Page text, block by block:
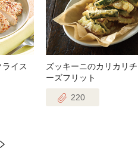
イス
ズッキーニのカリカリチ
ーズフリット
220